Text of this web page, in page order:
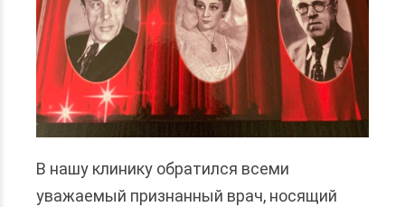
В нашу клинику обратился всеми
уважаемый признанный врач, носящий